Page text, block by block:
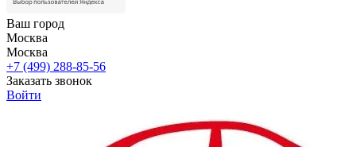
Ваш город
Москва
Москва
+7 (499) 288-85-56
Заказать звонок
Войти